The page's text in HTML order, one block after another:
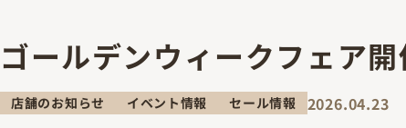
ゴールデンウィークフェア
店舗のお知らせ イベント情報 セール情報
2026.04.23